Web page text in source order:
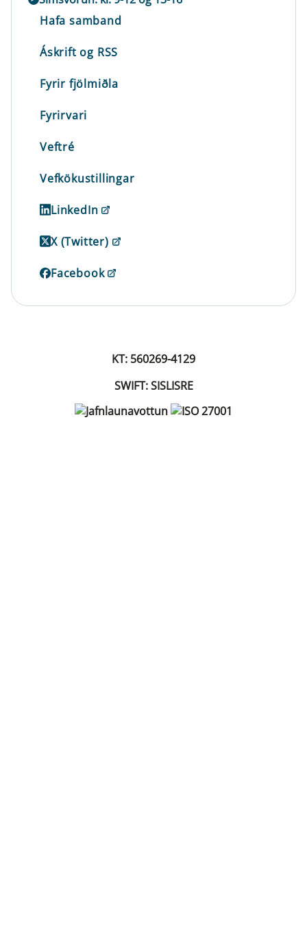
Hafa samband
Áskrift og RSS
Fyrir fjölmiðla
Fyrirvari
Veftré
Vefkökustillingar
LinkedIn
X (Twitter)
Facebook
KT: 560269-4129
SWIFT: SISLISRE